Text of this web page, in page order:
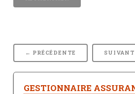
← PRÉCÉDENTE
GESTIONNAIRE